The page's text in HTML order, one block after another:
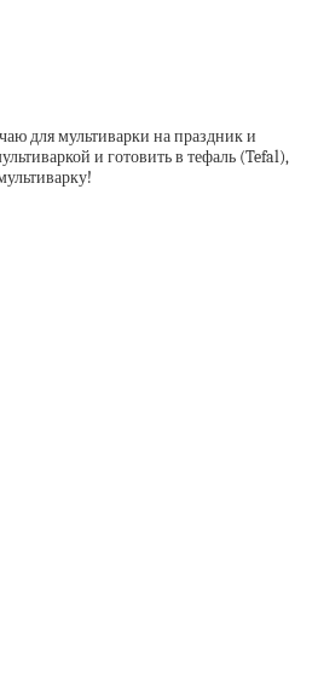
для мультиварки на праздник и
и готовить в тефаль (Tefal),